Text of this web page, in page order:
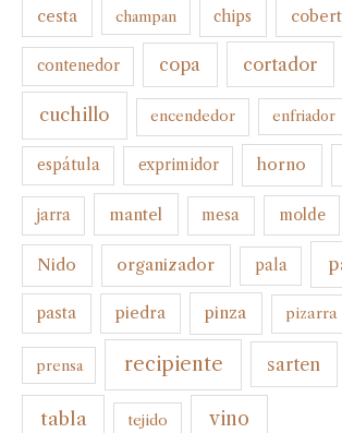
cesta champan chips
contenedor copa cortador
cuchillo encendedor enfriador
espátula exprimidor horno
jarra mantel mesa molde
Nido organizador pala
pasta piedra pinza pizarra
prensa recipiente sarten
tabla tejido vino